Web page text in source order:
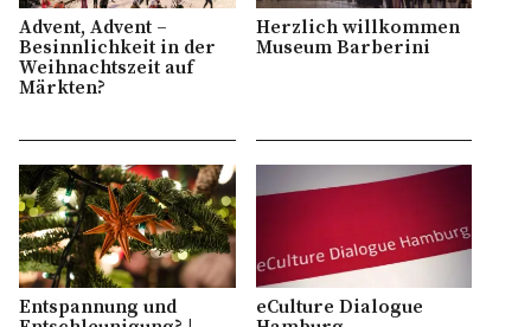
Advent, Advent –
Besinnlichkeit in der
Weihnachtszeit auf
Märkten?
Herzlich willkommen
Museum Barberini
Entspannung und
eCulture Dialogue